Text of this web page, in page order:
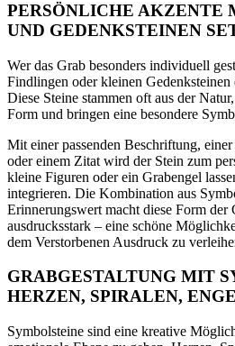
PERSÖNLICHE AKZENTE
UND GEDENKSTEINEN
Wer das Grab besonders individuell
Findlingen oder kleinen Gedenksteinen
Diese Steine stammen oft aus der
Form und bringen eine besondere
Mit einer passenden Beschriftung,
oder einem Zitat wird der Stein zum
kleine Figuren oder ein Grabengel
integrieren. Die Kombination aus
Erinnerungswert macht diese Form der
ausdrucksstark – eine schöne
dem Verstorbenen Ausdruck zu
GRABGESTALTUNG MIT
HERZEN, SPIRALEN,
Symbolsteine sind eine kreative